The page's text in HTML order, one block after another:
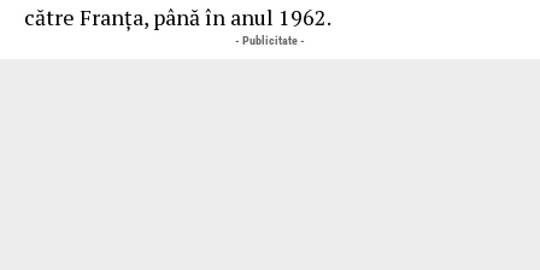
către Franţa, până în anul 1962.
- Publicitate -